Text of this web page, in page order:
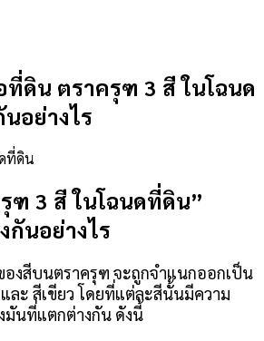
ดิน ตราครุฑ 3 สี ในโฉนด
อย่างไร
ฑ 3 สี ในโฉนดที่ดิน”
นอย่างไร
งสีบนตราครุฑ จะถูกจำแนกออกเป็น
ละ สีเขียว โดยที่แต่ละสีนั้นมีความ
นที่แตกต่างกัน ดังนี้